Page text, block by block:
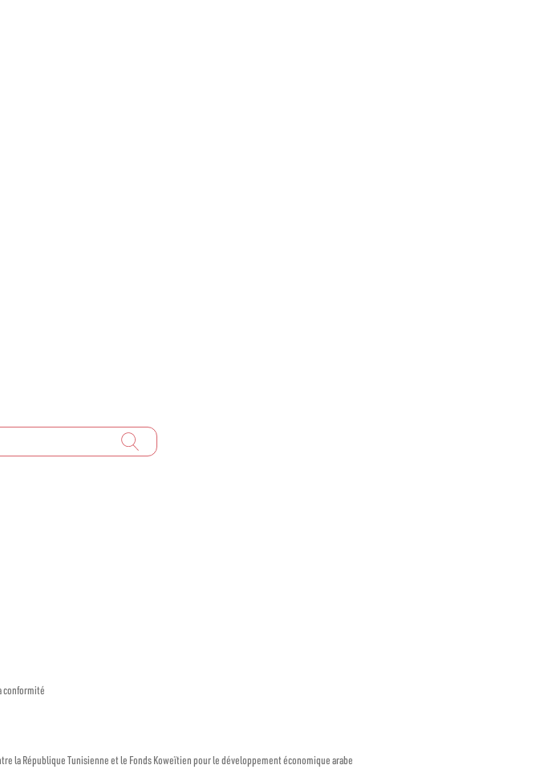
conformité
la République Tunisienne et le Fonds Koweïtien pour le développement économique arabe